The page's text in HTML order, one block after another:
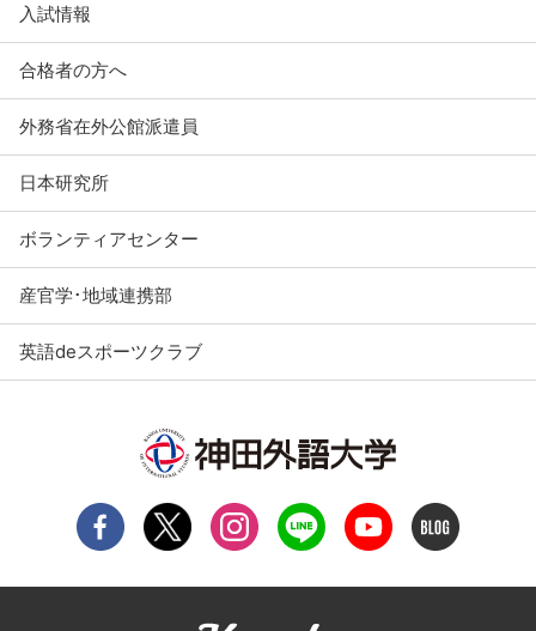
入試情報
合格者の方へ
外務省在外公館派遣員
日本研究所
ボランティアセンター
産官学･地域連携部
英語deスポーツクラブ